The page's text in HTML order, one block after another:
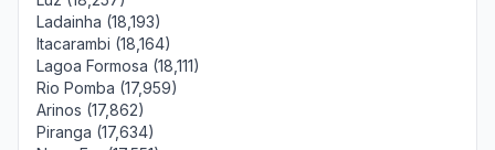
Ladainha (18,193)
Itacarambi (18,164)
Lagoa Formosa (18,111)
Rio Pomba (17,959)
Arinos (17,862)
Piranga (17,634)